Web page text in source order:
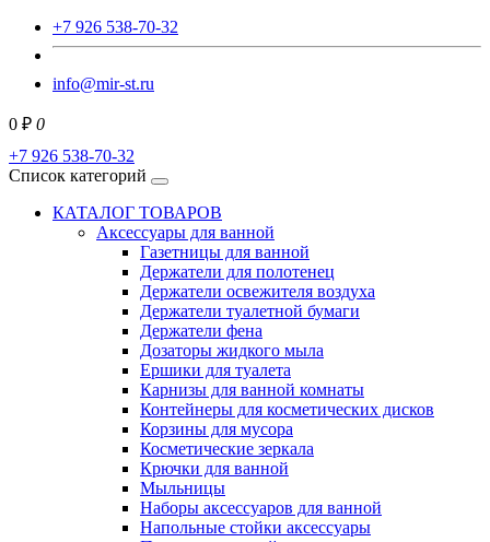
+7 926 538-70-32
info@mir-st.ru
0 ₽ 0
+7 926 538-70-32
Список категорий
КАТАЛОГ ТОВАРОВ
Аксессуары для ванной
Газетницы для ванной
Держатели для полотенец
Держатели освежителя воздуха
Держатели туалетной бумаги
Держатели фена
Дозаторы жидкого мыла
Ершики для туалета
Карнизы для ванной комнаты
Контейнеры для косметических дисков
Корзины для мусора
Косметические зеркала
Крючки для ванной
Мыльницы
Наборы аксессуаров для ванной
Напольные стойки аксессуары